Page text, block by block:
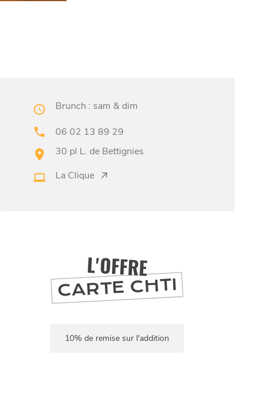
Brunch : sam & dim
06 02 13 89 29
30 pl L. de Bettignies
La Clique
L'OFFRE
CARTE CHTI
10% de remise sur l'addition